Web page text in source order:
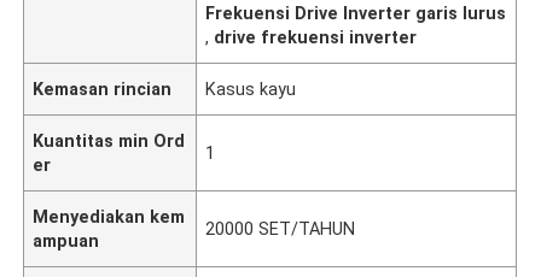
Frekuensi Drive Inverter garis lurus
, drive frekuensi inverter
Kemasan rincian Kasus kayu
Kuantitas min Ord
er
1
Menyediakan kem
ampuan
20000 SET/TAHUN